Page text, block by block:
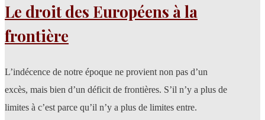
Le droit des Européens à la
frontière
L’indécence de notre époque ne provient non pas d’un
excès, mais bien d’un déficit de frontières. S’il n’y a plus de
limites à c’est parce qu’il n’y a plus de limites entre.